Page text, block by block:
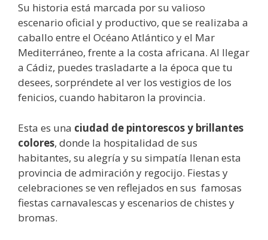
Su historia está marcada por su valioso
escenario oficial y productivo, que se realizaba a
caballo entre el Océano Atlántico y el Mar
Mediterráneo, frente a la costa africana. Al llegar
a Cádiz, puedes trasladarte a la época que tu
desees, sorpréndete al ver los vestigios de los
fenicios, cuando habitaron la provincia.
Esta es una ciudad de pintorescos y brillantes
colores, donde la hospitalidad de sus
habitantes, su alegría y su simpatía llenan esta
provincia de admiración y regocijo. Fiestas y
celebraciones se ven reflejados en sus famosas
fiestas carnavalescas y escenarios de chistes y
bromas.